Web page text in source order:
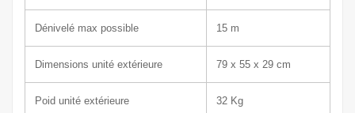
Dénivelé max possible 15 m
Dimensions unité extérieure 79 x 55 x 29 cm
Poid unité extérieure 32 Kg